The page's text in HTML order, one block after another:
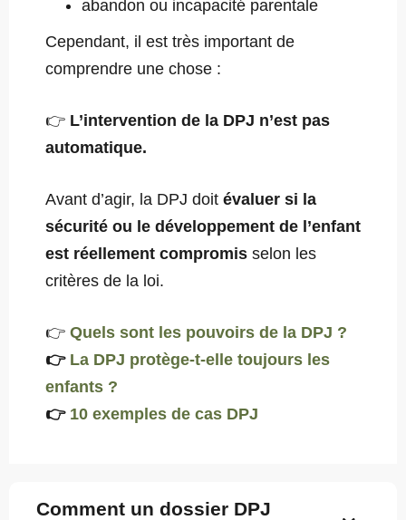
abandon ou incapacité parentale
Cependant, il est très important de
comprendre une chose :
👉 L’intervention de la DPJ n’est pas
automatique.
Avant d’agir, la DPJ doit évaluer si la
sécurité ou le développement de l’enfant
est réellement compromis selon les
critères de la loi.
👉 Quels sont les pouvoirs de la DPJ ?
👉 La DPJ protège-t-elle toujours les
enfants ?
👉 10 exemples de cas DPJ
Comment un dossier DPJ